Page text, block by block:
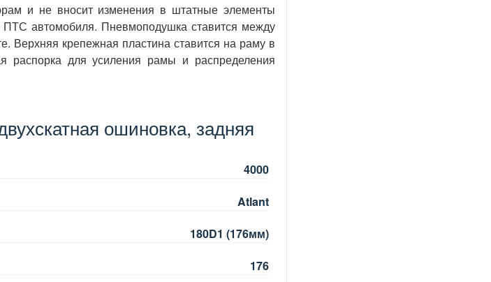
и не вносит изменения в штатные элементы
ПТС автомобиля. Пневмоподушка ставится между
Верхняя крепежная пластина ставится на раму в
распорка для усиления рамы и распределения
ошиновка, задняя
4000
Atlant
180D1 (176мм)
176